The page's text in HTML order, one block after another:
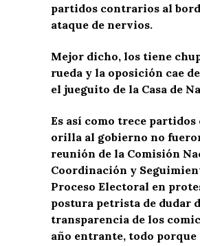
partidos contrarios al
ataque de nervios.
Mejor dicho, los tiene
rueda y la oposición cae
el jueguito de la Casa de
Es así como trece partidos
orilla al gobierno no
reunión de la Comisión
Coordinación y
Proceso Electoral en
postura petrista de dudar
transparencia de los
año entrante, todo porque